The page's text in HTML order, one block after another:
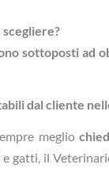
sottoposti ad
dal cliente
meglio
gatti, il